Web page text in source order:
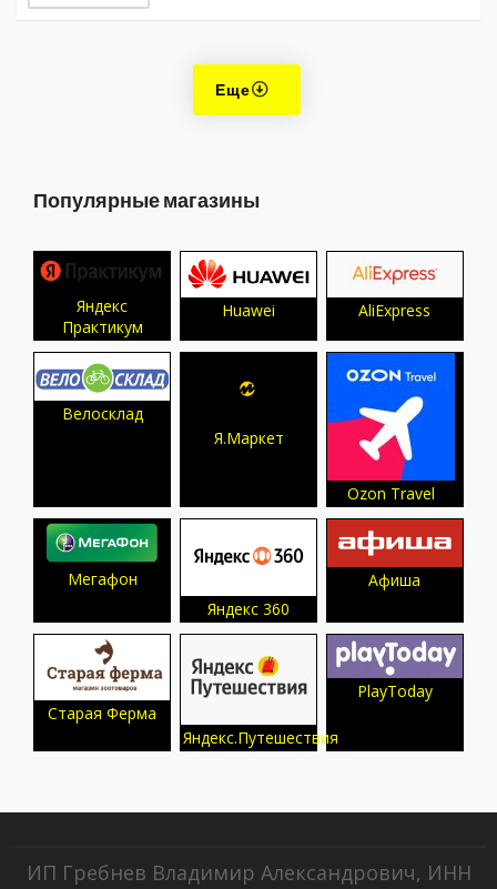
Еще
Популярные магазины
Яндекс
Практикум
Huawei AliExpress
Велосклад
Я.Маркет
Ozon Travel
Мегафон
Яндекс 360
Афиша
Старая Ферма
Яндекс.Путешествия
PlayToday
ИП Гребнев Владимир Александрович, ИНН